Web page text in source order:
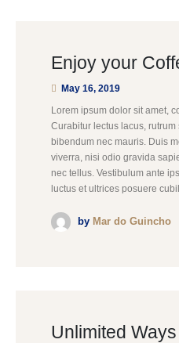
Enjoy your
May 16, 2019
Lorem ipsum dolor sit amet,
Curabitur lectus lacus, rutrum
bibendum nec mauris. Duis
viverra, nisi odio gravida
nec tellus. Vestibulum ante
luctus et ultrices posuere
by Mar do Guincho
Unlimited Ways